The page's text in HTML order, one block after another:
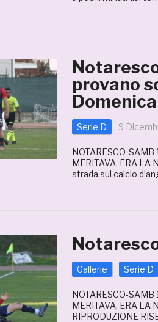
provano
Serie D 9
NOTARESCO-SAMB
MERITAVA, ERA
strada sul calcio
Gallerie Serie D
NOTARESCO-SAMB
MERITAVA, ERA LA
RIPRODUZIONE